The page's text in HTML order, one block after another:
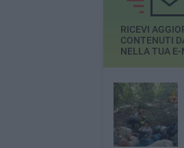
RICEVI
CONTENUTI
NELLA TUA